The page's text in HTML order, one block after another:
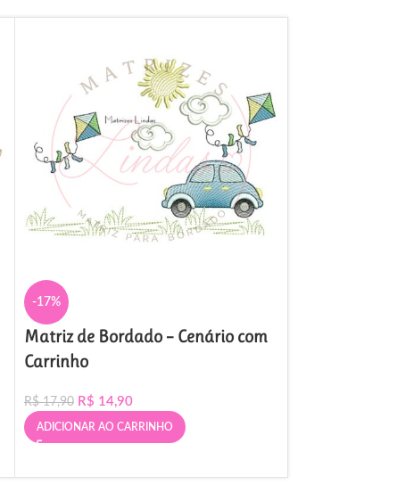
-17%
Matriz de Bordado – Cenário com
Carrinho
R$17,90 R$ 14,90
ADICIONAR AO CARRINHO